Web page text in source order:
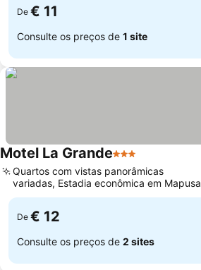
De € 11
Consulte os preços de 1 site
Motel La Grande3 Estrelas
Quartos com vistas panorâmicas
variadas, Estadia econômica em Mapusa
De € 12
Consulte os preços de 2 sites